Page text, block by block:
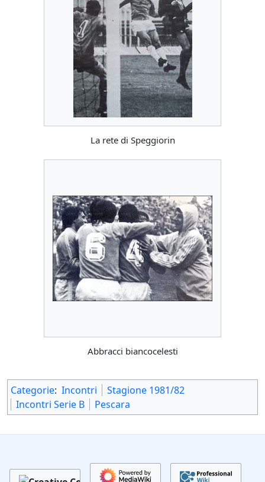
La rete di Speggiorin
Abbracci biancocelesti
Categorie: Incontri
Stagione 1981/82
Incontri Serie B
Pescara